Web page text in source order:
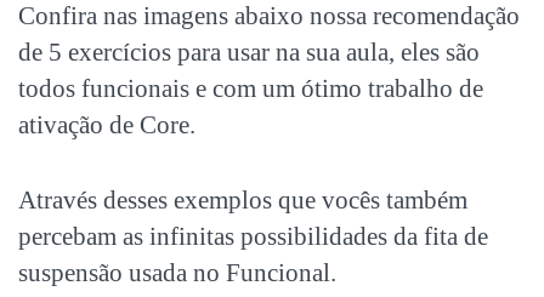
Confira nas imagens abaixo nossa recomendação
de 5 exercícios para usar na sua aula, eles são
todos funcionais e com um ótimo trabalho de
ativação de Core.
Através desses exemplos que vocês também
percebam as infinitas possibilidades da fita de
suspensão usada no Funcional.